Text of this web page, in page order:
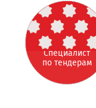
Специалист
по тендерам
Специалист
по тендерам
(рекламная
сфера)